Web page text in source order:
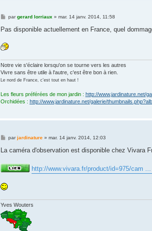
M
s
g
e
pargerard lorriaux » mar. 14 janv. 2014, 11:58
Pas disponible actuellement en France, quel
Notre vie s'éclaire lorsqu'on se tourne vers les autres
Vivre sans être utile à l'autre, c'est être bon à rien.
Le nord de France, c'est tout en haut !
Les fleurs préférées de mon jardin : http://www.jardinature.net/
Orchidées : http://www.jardinature.net/galerie/
M
s
g
e
parjardinature» mar. 14 janv. 2014, 12:03
La caméra d'observation est disponible chez Vivara
http://www.vivara.fr/product/id=975/cam ...
Yves Wouters